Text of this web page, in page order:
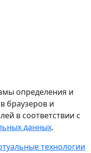
определения и
браузеров и
в соответствии с
данных.
технологии